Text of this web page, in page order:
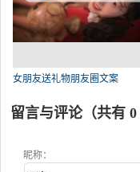
女朋友送礼物朋友圈文案
留言与评论（共有 0
昵称：